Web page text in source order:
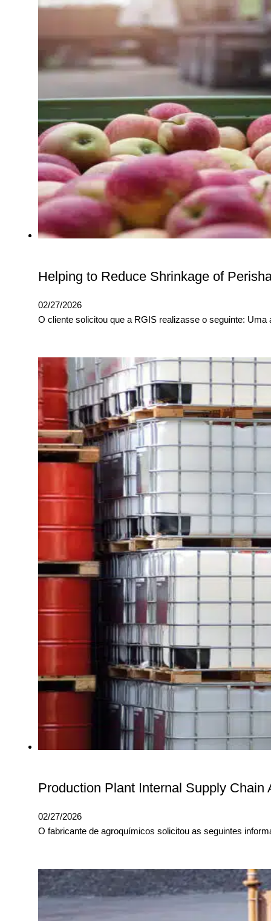
Helping to Reduce Shrinkage of
02/27/2026
O cliente solicitou que a RGIS realizasse o seguinte:
Production Plant Internal Supply Chain
02/27/2026
O fabricante de agroquímicos solicitou as seguintes